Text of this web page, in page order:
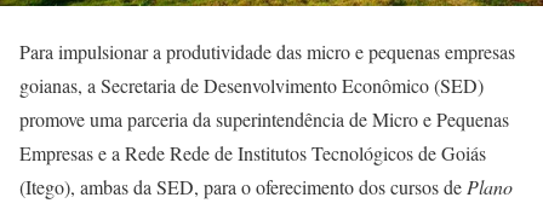
Para impulsionar a produtividade das micro e pequenas empresas
goianas, a Secretaria de Desenvolvimento Econômico (SED)
promove uma parceria da superintendência de Micro e Pequenas
Empresas e a Rede Rede de Institutos Tecnológicos de Goiás
(Itego), ambas da SED, para o oferecimento dos cursos de Plano